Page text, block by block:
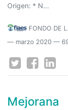
Origen: * N...
FONDO DE
— marzo 2020 —
Mejorana